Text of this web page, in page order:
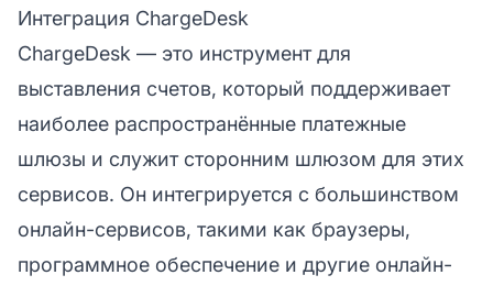
Интеграция ChargeDesk
ChargeDesk — это инструмент для
выставления счетов, который поддерживает
наиболее распространённые платежные
шлюзы и служит сторонним шлюзом для этих
сервисов. Он интегрируется с большинством
онлайн-сервисов, такими как браузеры,
программное обеспечение и другие онлайн-